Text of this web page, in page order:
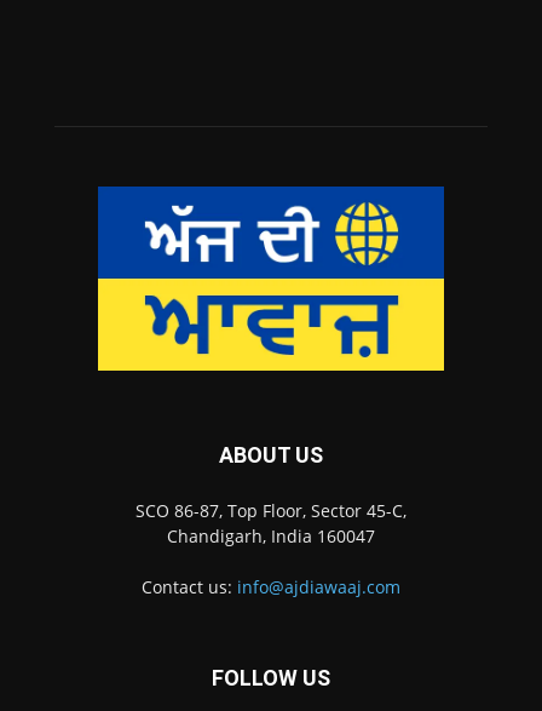
ABOUT US
SCO 86-87, Top Floor, Sector 45-C,
Chandigarh, India 160047
Contact us: info@ajdiawaaj.com
FOLLOW US